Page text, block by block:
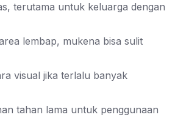
terutama untuk keluarga dengan
lembap, mukena bisa sulit
visual jika terlalu banyak
tahan lama untuk penggunaan